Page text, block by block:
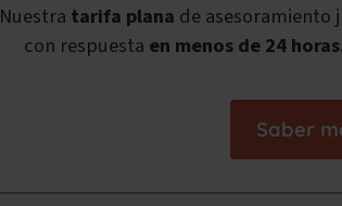
Nuestra tarifa plana de asesoramiento
con respuesta en menos de 24
Saber